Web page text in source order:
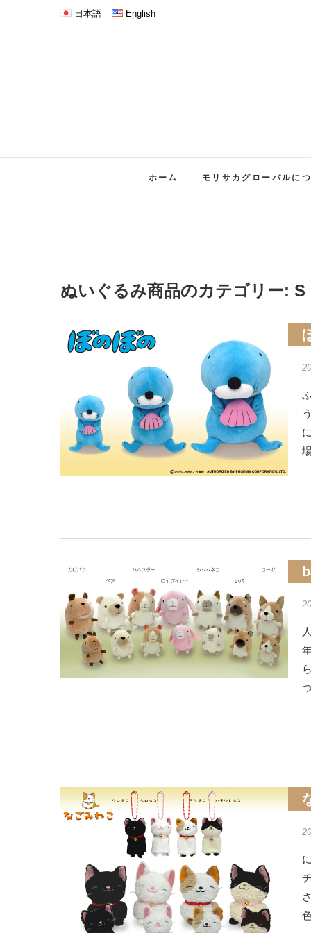
日本語 English
ホーム モリサカグローバルに
ぬいぐるみ商品のカテゴリー: S